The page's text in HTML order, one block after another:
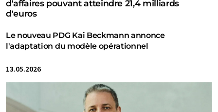
d'affaires pouvant atteindre 21,4 milliards
d'euros
Le nouveau PDG Kai Beckmann annonce
l'adaptation du modèle opérationnel
13.05.2026